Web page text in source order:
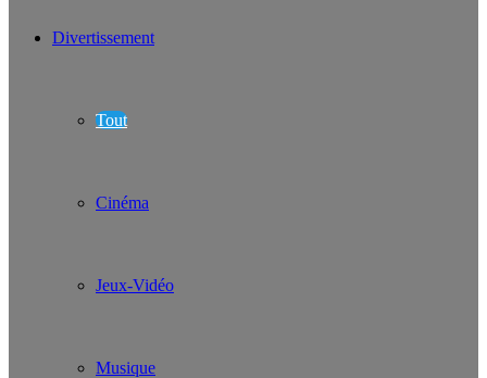
Divertissement
Tout
Cinéma
Jeux-Vidéo
Musique